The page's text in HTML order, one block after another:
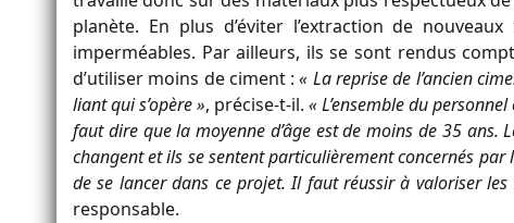
planète. En plus d’éviter l’extraction de
imperméables. Par ailleurs, ils se sont rendus
d’utiliser moins de ciment :« La reprise de l’ancien
liant qui s’opère », précise-t-il.« L’ensemble du
faut dire que la moyenne d’âge est de moins de 35 ans.
changent et ils se sentent particulièrement concernés par
de se lancer dans ce projet. Il faut réussir à valoriser
responsable.